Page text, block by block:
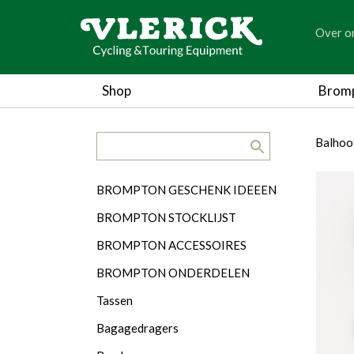
Over
Shop
Categorieën
BROMPTON GESCHENK IDEEEN
BROMPTON STOCKLIJST
BROMPTON ACCESSOIRES
BROMPTON ONDERDELEN
Tassen
Bagagedragers